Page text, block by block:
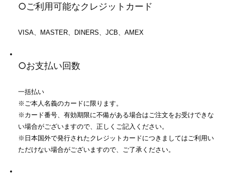
○ご利用可能なクレジットカード
VISA、MASTER、DINERS、JCB、AMEX
○お支払い回数
一括払い
※ご本人名義のカードに限ります。
※カード番号、有効期限に不備がある場合はご注文をお受けできな
い場合がございますので、正しくご記入ください。
※日本国外で発行されたクレジットカードにつきましてはご利用い
ただけない場合がございますので、ご了承ください。